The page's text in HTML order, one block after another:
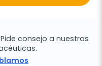
consejo a nuestras